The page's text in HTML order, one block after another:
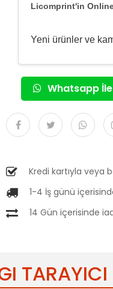
Licomprint'in Online
Yeni ürünler ve
Whatsapp
Kredi kartıyla veya
1-4 İş günü
14 Gün içerisinde